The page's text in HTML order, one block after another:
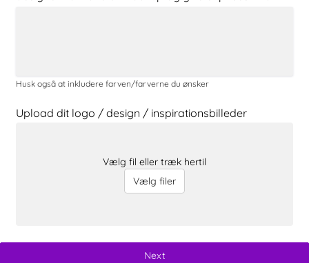
Husk også at inkludere farven/farverne du ønsker
Upload dit logo / design / inspirationsbilleder
Vælg fil eller træk hertil
Vælg filer
Next